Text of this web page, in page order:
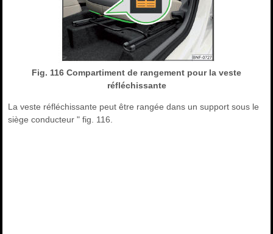
Fig. 116 Compartiment de rangement pour la veste
réfléchissante
La veste réfléchissante peut être rangée dans un support sous le
siège conducteur " fig. 116.